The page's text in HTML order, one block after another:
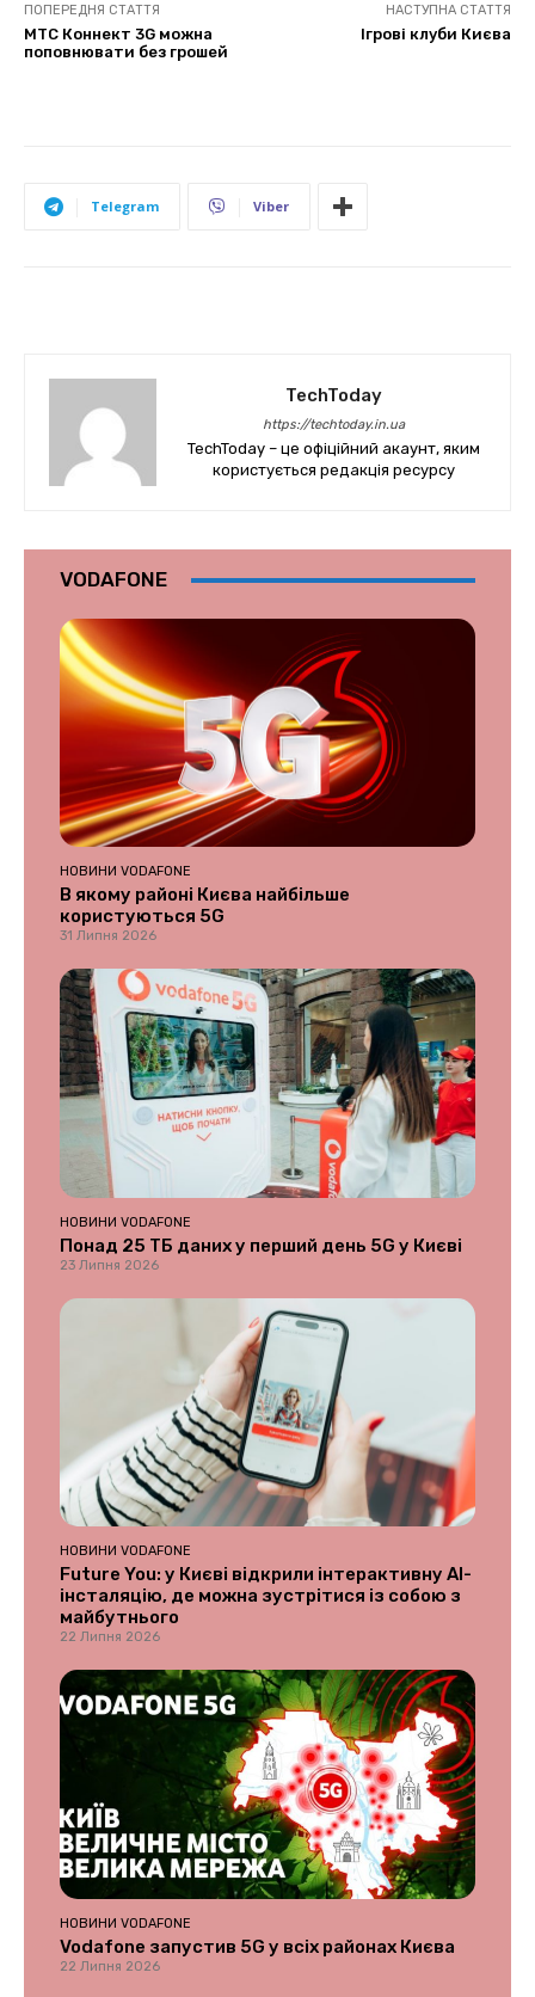
ПОПЕРЕДНЯ СТАТТЯ
МТС Коннект 3G можна
поповнювати без грошей
НАСТУПНА СТАТТЯ
Ігрові клуби Києва
Telegram Viber
TechToday
https://techtoday.in.ua
TechToday – це офіційний акаунт, яким
користується редакція ресурсу
VODAFONE
НОВИНИ VODAFONE
В якому районі Києва найбільше
користуються 5G
31 Липня 2026
НОВИНИ VODAFONE
Понад 25 ТБ даних у перший день 5G у Києві
23 Липня 2026
НОВИНИ VODAFONE
Future You: у Києві відкрили інтерактивну AI-
інсталяцію, де можна зустрітися із собою з
майбутнього
22 Липня 2026
НОВИНИ VODAFONE
Vodafone запустив 5G у всіх районах Києва
22 Липня 2026